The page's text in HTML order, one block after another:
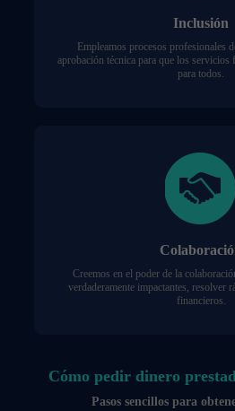
Inclusión
Empleamos procesos profesionales
aprobación técnica para que los servicios
para todos.
Creemos en el poder de la
verdaderamente impactantes, resolver
financieros.
Cómo pedir dinero
Pasos sencillos para